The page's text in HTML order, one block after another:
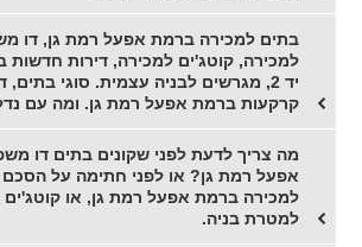
בתים למכירה ברמת אפעל רמת גן, דו
למכירה, קוטג'ים למכירה, דירות חדשות
יד 2, מגרשים לבניה עצמית. סוגי
קרקעות ברמת אפעל רמת גן. ומה עם
מה צריך לדעת לפני שקונים בתים דו
אפעל רמת גן? או לפני חתימה על הסכם
למכירה ברמת אפעל רמת גן, או קוטג'ים
למטרת בניה.